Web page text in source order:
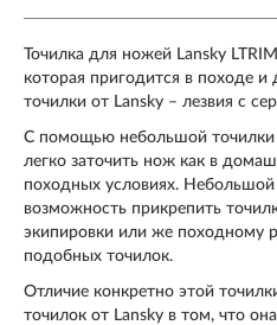
Точилка для ножей Lansky
которая пригодится в походе
точилки от Lansky – лезвия с
С помощью небольшой точилки
легко заточить нож как в
походных условиях.
возможность прикрепить
экипировки или же походному
подобных точилок.
Отличие конкретно этой
точилок от Lansky в том, что